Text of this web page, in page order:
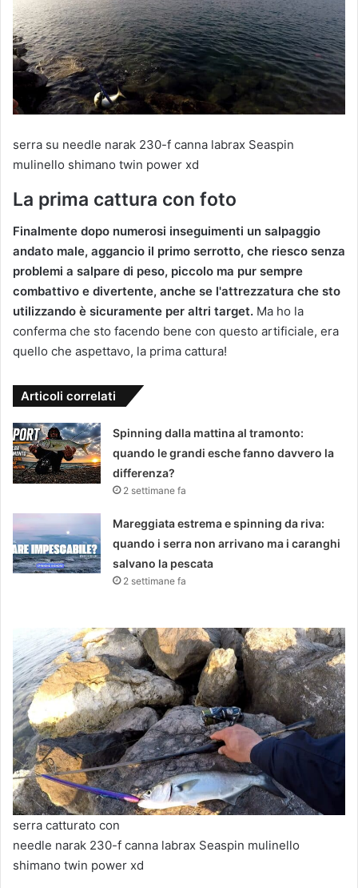
serra su needle narak 230-f canna labrax Seaspin
mulinello shimano twin power xd
La prima cattura con foto
Finalmente dopo numerosi inseguimenti un salpaggio
andato male, aggancio il primo serrotto, che riesco senza
problemi a salpare di peso, piccolo ma pur sempre
combattivo e divertente, anche se l'attrezzatura che sto
utilizzando è sicuramente per altri target. Ma ho la
conferma che sto facendo bene con questo artificiale, era
quello che aspettavo, la prima cattura!
Articoli correlati
Spinning dalla mattina al tramonto:
quando le grandi esche fanno davvero la
differenza?
2 settimane fa
Mareggiata estrema e spinning da riva:
quando i serra non arrivano ma i caranghi
salvano la pescata
2 settimane fa
serra catturato con
needle narak 230-f canna labrax Seaspin mulinello
shimano twin power xd